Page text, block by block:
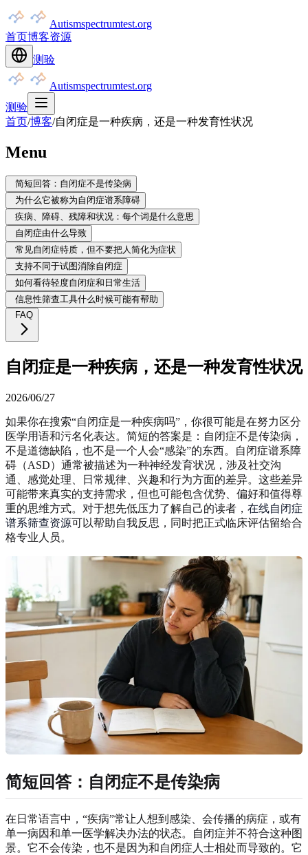
Autismspectrumtest.org
首页博客资源
测验
Autismspectrumtest.org
测验
首页/博客/自闭症是一种疾病，还是一种发育性状况
Menu
简短回答：自闭症不是传染病
为什么它被称为自闭症谱系障碍
疾病、障碍、残障和状况：每个词是什么意思
自闭症由什么导致
常见自闭症特质，但不要把人简化为症状
支持不同于试图消除自闭症
如何看待轻度自闭症和日常生活
信息性筛查工具什么时候可能有帮助
FAQ
自闭症是一种疾病，还是一种发育性状况
2026/06/27
如果你在搜索“自闭症是一种疾病吗”，你很可能是在努力区分
医学用语和污名化表达。简短的答案是：自闭症不是传染病，
不是道德缺陷，也不是一个人会“感染”的东西。自闭症谱系障
碍（ASD）通常被描述为一种神经发育状况，涉及社交沟
通、感觉处理、日常规律、兴趣和行为方面的差异。这些差异
可能带来真实的支持需求，但也可能包含优势、偏好和值得尊
重的思维方式。对于想先低压力了解自己的读者， 在线自闭症
谱系筛查资源可以帮助自我反思，同时把正式临床评估留给合
格专业人员。
简短回答：自闭症不是传染病
在日常语言中，“疾病”常让人想到感染、会传播的病症，或有
单一病因和单一医学解决办法的状态。自闭症并不符合这种图
景。它不会传染，也不是因为和自闭症人士相处而导致的。它